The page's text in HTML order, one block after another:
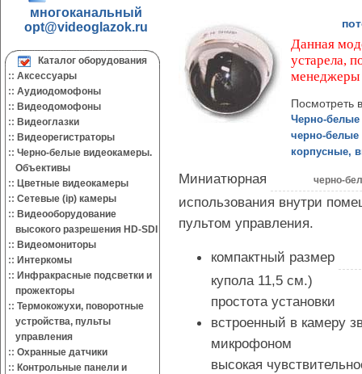
многоканальный
opt@videoglazok.ru
Каталог оборудования
:: Аксессуары
:: Аудиодомофоны
:: Видеодомофоны
:: Видеоглазки
:: Видеорегистраторы
:: Черно-белые видеокамеры.
Объективы
:: Цветные видеокамеры
:: Сетевые (ip) камеры
:: Видеооборудование
высокого разрешения HD-SDI
:: Видеомониторы
:: Интеркомы
:: Инфракрасные подсветки и
прожекторы
:: Термокожухи, поворотные
устройства, пульты
управления
:: Охранные датчики
:: Контрольные панели и
Данная
устарела,
менеджеры
Посмотреть
Черно-
черно-
корпусные,
Миниатюрная черно-
использования внутри
пультом управления.
компактный размер
купола 11,5 см.)
простота установки
встроенный в камеру
микрофоном
высокая